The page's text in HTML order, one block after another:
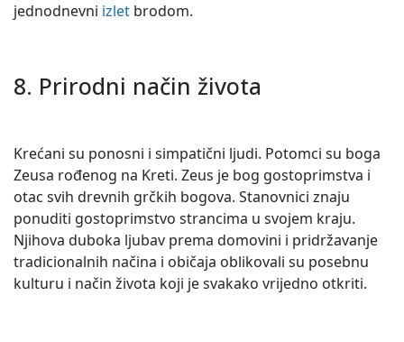
jednodnevni izlet brodom.
8. Prirodni način života
Krećani su ponosni i simpatični ljudi. Potomci su boga
Zeusa rođenog na Kreti. Zeus je bog gostoprimstva i
otac svih drevnih grčkih bogova. Stanovnici znaju
ponuditi gostoprimstvo strancima u svojem kraju.
Njihova duboka ljubav prema domovini i pridržavanje
tradicionalnih načina i običaja oblikovali su posebnu
kulturu i način života koji je svakako vrijedno otkriti.